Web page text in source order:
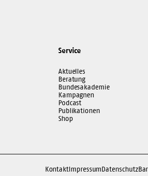
Service
Aktuelles
Beratung
Bundesakademie
Kampagnen
Podcast
Publikationen
Shop
KontaktImpressumDatenschutz